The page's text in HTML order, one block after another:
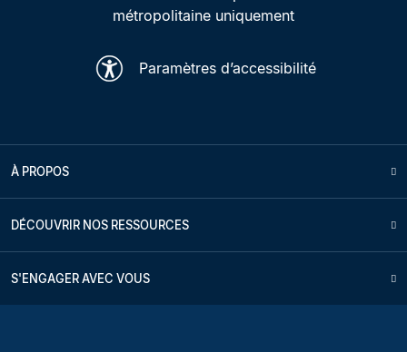
métropolitaine uniquement
Paramètres d’accessibilité
À PROPOS
DÉCOUVRIR NOS RESSOURCES
S'ENGAGER AVEC VOUS